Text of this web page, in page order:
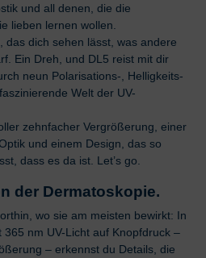
und all denen, die die
lieben lernen wollen.
das dich sehen lässt, was andere
Ein Dreh, und DL5 reist mit dir
neun Polarisations-, Helligkeits-
Welt der UV-
zehnfacher Vergrößerung, einer
und einem Design, das so
dass es da ist. Let’s go.
der Dermatoskopie.
wo sie am meisten bewirkt: In
nm UV-Licht auf Knopfdruck –
– erkennst du Details, die